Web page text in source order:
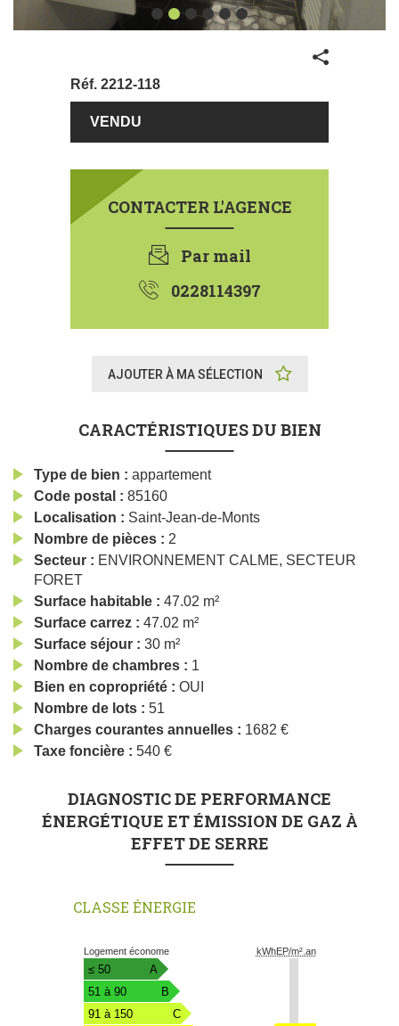
Partager
Réf. 2212-118
€
96800
CONTACTER L'AGENCE
Par mail
0228114397
AJOUTER À MA SÉLECTION
CARACTÉRISTIQUES DU BIEN
Type de bien
appartement
Code postal
85160
Localisation
Saint-Jean-de-Monts
Nombre de pièces
2
Secteur
ENVIRONNEMENT CALME, SECTEUR
FORET
Surface habitable
47.02 m²
Surface carrez
47.02 m²
Surface séjour
30 m²
Nombre de chambres
1
Bien en copropriété
OUI
Nombre de lots
51
Charges courantes annuelles
1682 €
Taxe foncière
540 €
DIAGNOSTIC DE PERFORMANCE
ÉNERGÉTIQUE ET ÉMISSION DE GAZ À
EFFET DE SERRE
CLASSE ÉNERGIE
Performance
Energie
Logement économe kWhEP/m².an
≤ 50
A
51 à 90
B
91 à 150
C